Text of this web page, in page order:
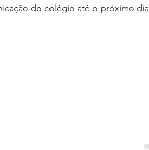
do colégio até o próximo dia